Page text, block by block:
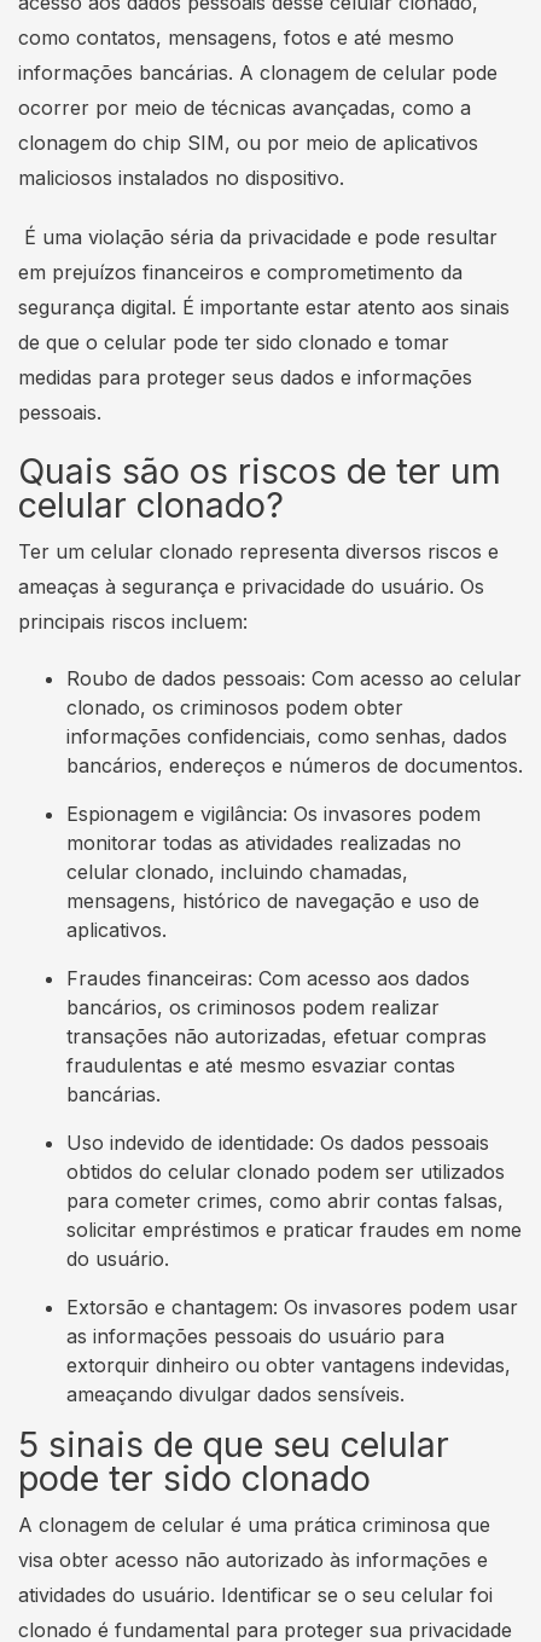
como contatos, mensagens, fotos e até mesmo
informações bancárias. A clonagem de celular pode
ocorrer por meio de técnicas avançadas, como a
clonagem do chip SIM, ou por meio de aplicativos
maliciosos instalados no dispositivo.
É uma violação séria da privacidade e pode resultar
em prejuízos financeiros e comprometimento da
segurança digital. É importante estar atento aos sinais
de que o celular pode ter sido clonado e tomar
medidas para proteger seus dados e informações
pessoais.
Quais são os riscos de ter um
celular clonado?
Ter um celular clonado representa diversos riscos e
ameaças à segurança e privacidade do usuário. Os
principais riscos incluem:
Roubo de dados pessoais: Com acesso ao celular
clonado, os criminosos podem obter
informações confidenciais, como senhas, dados
bancários, endereços e números de documentos.
Espionagem e vigilância: Os invasores podem
monitorar todas as atividades realizadas no
celular clonado, incluindo chamadas,
mensagens, histórico de navegação e uso de
aplicativos.
Fraudes financeiras: Com acesso aos dados
bancários, os criminosos podem realizar
transações não autorizadas, efetuar compras
fraudulentas e até mesmo esvaziar contas
bancárias.
Uso indevido de identidade: Os dados pessoais
obtidos do celular clonado podem ser utilizados
para cometer crimes, como abrir contas falsas,
solicitar empréstimos e praticar fraudes em nome
do usuário.
Extorsão e chantagem: Os invasores podem usar
as informações pessoais do usuário para
extorquir dinheiro ou obter vantagens indevidas,
ameaçando divulgar dados sensíveis.
5 sinais de que seu celular
pode ter sido clonado
A clonagem de celular é uma prática criminosa que
visa obter acesso não autorizado às informações e
atividades do usuário. Identificar se o seu celular foi
clonado é fundamental para proteger sua privacidade